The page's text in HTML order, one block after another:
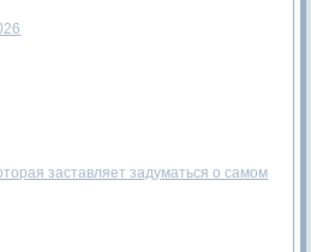
заставляет задуматься о самом